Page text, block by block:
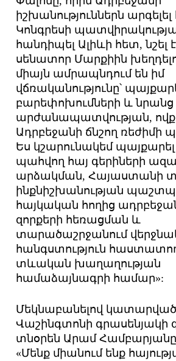
իշխանություններն արգելել
Կոնգրեսի
հանդիպել Ալիևի հետ, նշել
սենատոր Մարքիին
միայն ամրապնդում են իմ
վճռականությունը՝
բարեփոխումների և նրանց
արժանապատվության,
Ադրբեջանի ճնշող ռեժիմի
Ես կշարունակեմ
պահվող հայ գերիների
արձակման, Հայաստանի
ինքնիշխանության
հայկական հողից
զորքերի հեռացման և
տարածաշրջանում
հանգստություն
տևական խաղաղության
համաձայնագրի համար»:
Մեկնաբանելով
Վաշինգտոնի գրասենյակի
տնօրեն Արամ Համբարյանը
«Մենք միանում ենք